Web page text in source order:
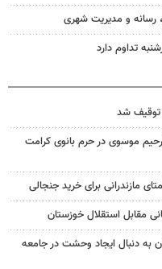
رسانه و مدیریت شهری
تداوم دارد
موسوی در حرم بانوی کرامت
مازندرانی برای خرید جنجالی
مقابل استقلال خوزستان
به دنبال ایجاد وحشت در جامعه